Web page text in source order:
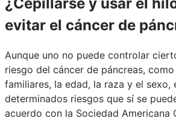
evitar el cáncer de
Aunque uno no puede controlar
riesgo del cáncer de páncreas,
familiares, la edad, la raza y el sexo,
determinados riesgos que sí se
acuerdo con la Sociedad Americana